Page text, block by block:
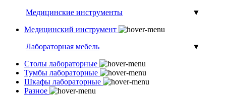
Медицинские инструменты
▼
Медицинский инструмент
Лабораторная мебель
▼
Столы лабораторные
Тумбы лабораторные
Шкафы лабораторные
Разное